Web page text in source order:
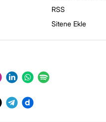
RSS
Sitene Ekle